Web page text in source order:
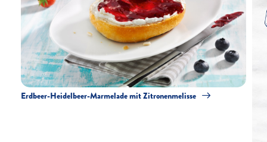
Erdbeer-Heidelbeer-Marmelade mit Zitronenmelisse